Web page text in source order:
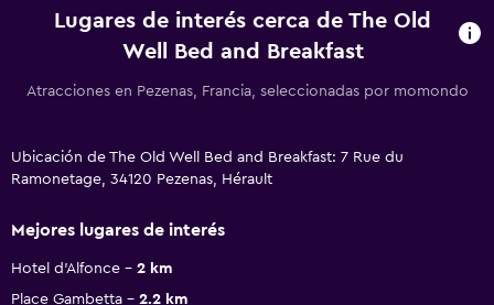
Lugares de interés cerca de The Old
Well Bed and Breakfast
Atracciones en Pezenas, Francia, seleccionadas por momondo
Ubicación de The Old Well Bed and Breakfast: 7 Rue du
Ramonetage, 34120 Pezenas, Hérault
Mejores lugares de interés
Hotel d'Alfonce
2 km
Place Gambetta
2.2 km